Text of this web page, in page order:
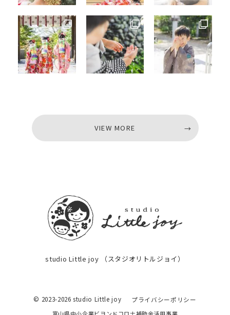
VIEW MORE
studio Little joy （スタジオリトルジョイ）
© 2023-2026 studio Little joy プライバシーポリシー
富山県中小企業ビヨンドコロナ補助金活用事業